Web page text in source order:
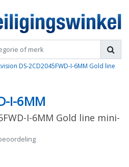
DS-2CD2045FWD-I-6MM Gold line
I-6MM
I-6MM Gold line mini-